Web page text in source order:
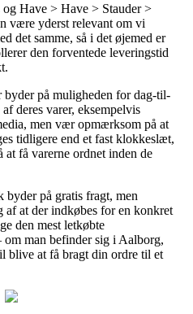
Have > Have > Stauder >
være yderst relevant om vi
det samme, så i det øjemed er
den forventede leveringstid
byder på muligheden for dag-til-
deres varer, eksempelvis
men vær opmærksom på at
tidligere end et fast klokkeslæt,
at få varerne ordnet inden de
byder på gratis fragt, men
at der indkøbes for en konkret
den mest letkøbte
man befinder sig i Aalborg,
blive at få bragt din ordre til et